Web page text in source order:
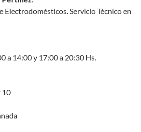
Electrodomésticos. Servicio Técnico en
a 14:00 y 17:00 a 20:30 Hs.
10